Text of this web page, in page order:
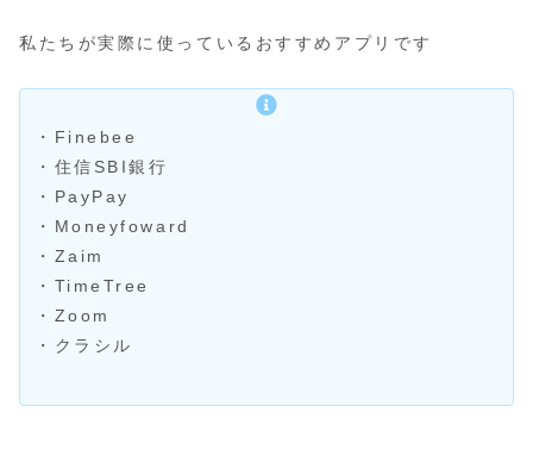
私たちが実際に使っているおすすめアプリです
・Finebee
・住信SBI銀行
・PayPay
・Moneyfoward
・Zaim
・TimeTree
・Zoom
・クラシル